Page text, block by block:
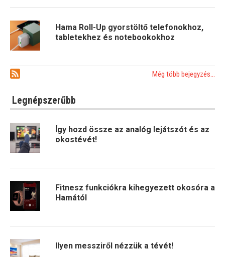
Hama Roll-Up gyorstöltő telefonokhoz,
tabletekhez és notebookokhoz
Még több bejegyzés...
Legnépszerűbb
Így hozd össze az analóg lejátszót és az
okostévét!
Fitnesz funkciókra kihegyezett okosóra a
Hamától
Ilyen messziről nézzük a tévét!